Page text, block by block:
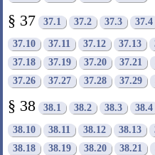
§ 37 37.1 37.2 37.3 37.4
37.10 37.11 37.12 37.13
37.18
37.19 37.20 37.21
37.26
37.27 37.28 37.29
§ 38 38.1 38.2 38.3 38.4
38.10 38.11 38.12 38.13
38.18
38.19 38.20 38.21